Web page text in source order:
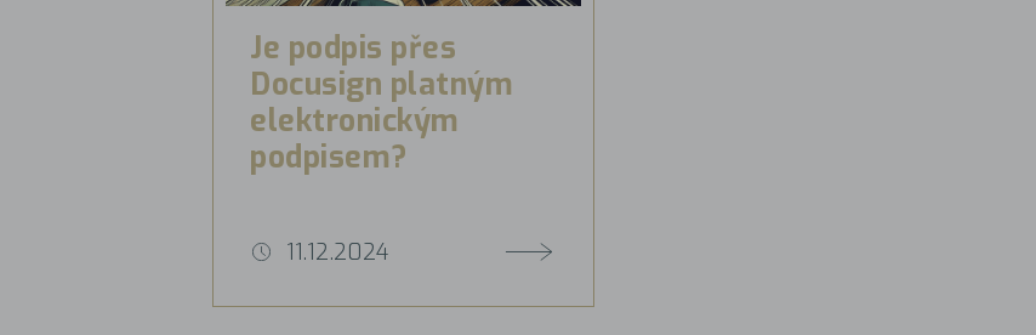
Je podpis přes
Docusign platným
elektronickým
podpisem?
11.12.2024